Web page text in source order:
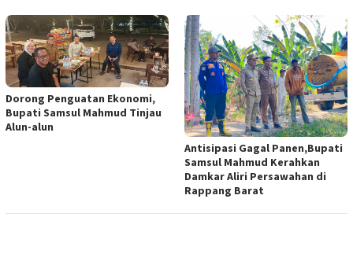
Dorong Penguatan Ekonomi,
Bupati Samsul Mahmud Tinjau
Alun-alun
Antisipasi Gagal Panen,Bupati
Samsul Mahmud Kerahkan
Damkar Aliri Persawahan di
Rappang Barat